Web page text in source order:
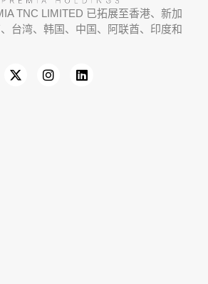
TNC LIMITED 已拓展至香港、新加
台湾、韩国、中国、 阿联酋、印度和